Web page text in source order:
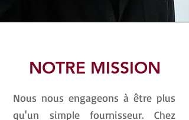
NOTRE MISSION
Nous nous engageons à être plus
qu'un simple fournisseur. Chez